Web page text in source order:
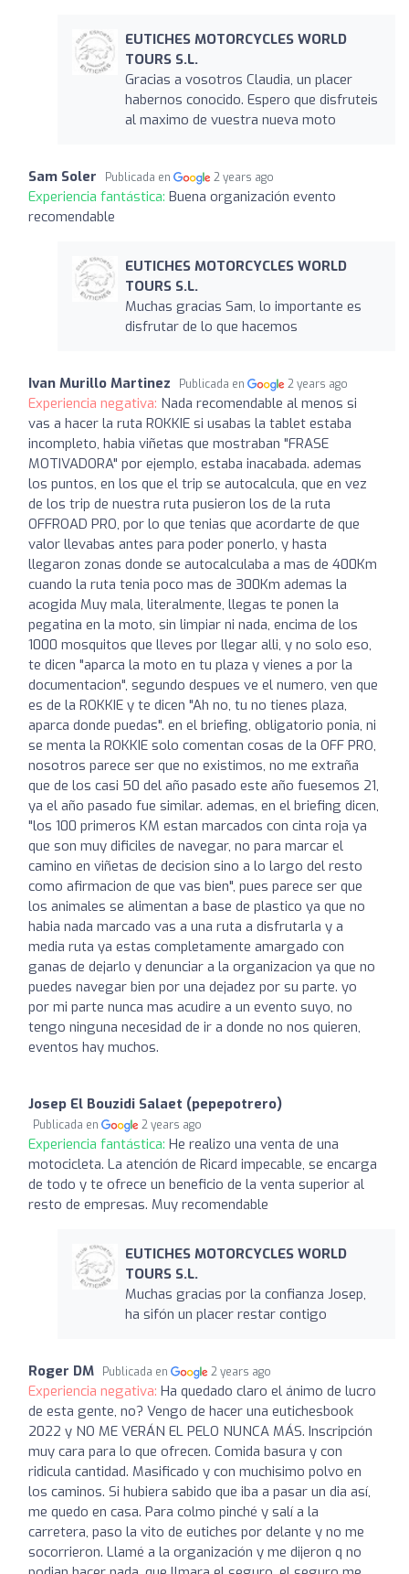
EUTICHES MOTORCYCLES WORLD
TOURS S.L.
Gracias a vosotros Claudia, un placer
habernos conocido. Espero que disfruteis
al maximo de vuestra nueva moto ️️️
Sam Soler Publicada en 2 years ago
Experiencia fantástica: Buena organización evento
recomendable
EUTICHES MOTORCYCLES WORLD
TOURS S.L.
Muchas gracias Sam, lo importante es
disfrutar de lo que hacemos
Ivan Murillo Martinez Publicada en 2 years ago
Experiencia negativa: Nada recomendable al menos si
vas a hacer la ruta ROKKIE si usabas la tablet estaba
incompleto, habia viñetas que mostraban "FRASE
MOTIVADORA" por ejemplo, estaba inacabada. ademas
los puntos, en los que el trip se autocalcula, que en vez
de los trip de nuestra ruta pusieron los de la ruta
OFFROAD PRO, por lo que tenias que acordarte de que
valor llevabas antes para poder ponerlo, y hasta
llegaron zonas donde se autocalculaba a mas de 400Km
cuando la ruta tenia poco mas de 300Km ademas la
acogida Muy mala, literalmente, llegas te ponen la
pegatina en la moto, sin limpiar ni nada, encima de los
1000 mosquitos que lleves por llegar alli, y no solo eso,
te dicen "aparca la moto en tu plaza y vienes a por la
documentacion", segundo despues ve el numero, ven que
es de la ROKKIE y te dicen "Ah no, tu no tienes plaza,
aparca donde puedas". en el briefing, obligatorio ponia, ni
se menta la ROKKIE solo comentan cosas de la OFF PRO,
nosotros parece ser que no existimos, no me extraña
que de los casi 50 del año pasado este año fuesemos 21,
ya el año pasado fue similar. ademas, en el briefing dicen,
"los 100 primeros KM estan marcados con cinta roja ya
que son muy dificiles de navegar, no para marcar el
camino en viñetas de decision sino a lo largo del resto
como afirmacion de que vas bien", pues parece ser que
los animales se alimentan a base de plastico ya que no
habia nada marcado vas a una ruta a disfrutarla y a
media ruta ya estas completamente amargado con
ganas de dejarlo y denunciar a la organizacion ya que no
puedes navegar bien por una dejadez por su parte. yo
por mi parte nunca mas acudire a un evento suyo, no
tengo ninguna necesidad de ir a donde no nos quieren,
eventos hay muchos.
Josep El Bouzidi Salaet (pepepotrero)
Publicada en 2 years ago
Experiencia fantástica: He realizo una venta de una
motocicleta. La atención de Ricard impecable, se encarga
de todo y te ofrece un beneficio de la venta superior al
resto de empresas. Muy recomendable
EUTICHES MOTORCYCLES WORLD
TOURS S.L.
Muchas gracias por la confianza Josep,
ha sifón un placer restar contigo
Roger DM Publicada en 2 years ago
Experiencia negativa: Ha quedado claro el ánimo de lucro
de esta gente, no? Vengo de hacer una eutichesbook
2022 y NO ME VERÁN EL PELO NUNCA MÁS. Inscripción
muy cara para lo que ofrecen. Comida basura y con
ridicula cantidad. Masificado y con muchisimo polvo en
los caminos. Si hubiera sabido que iba a pasar un dia así,
me quedo en casa. Para colmo pinché y salí a la
carretera, paso la vito de eutiches por delante y no me
socorrieron. Llamé a la organización y me dijeron q no